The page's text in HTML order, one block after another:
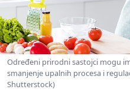
Određeni prirodni sastojci mogu
smanjenje upalnih procesa i
Shutterstock)